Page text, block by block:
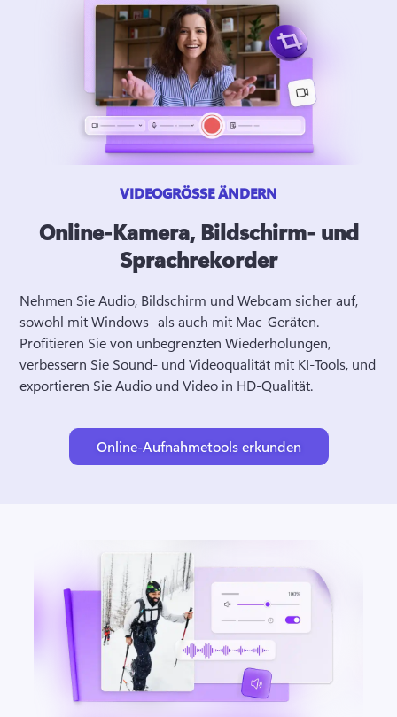
VIDEOGRÖSSE ÄNDERN
Online-Kamera, Bildschirm- und
Sprachrekorder
Nehmen Sie Audio, Bildschirm und Webcam sicher auf,
Profitieren Sie von unbegrenzten Wiederholungen,
verbessern Sie Sound- und Videoqualität mit KI-Tools, und
exportieren Sie Audio und Video in HD-Qualität.
Online-Aufnahmetools erkunden